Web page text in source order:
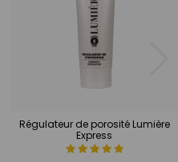
Régulateur de porosité Lumière
Express